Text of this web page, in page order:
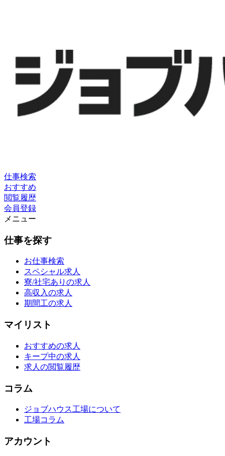
仕事検索
おすすめ
閲覧履歴
会員登録
メニュー
仕事を探す
お仕事検索
スペシャル求人
寮/社宅ありの求人
高収入の求人
期間工の求人
マイリスト
おすすめの求人
キープ中の求人
求人の閲覧履歴
コラム
ジョブハウス工場について
工場コラム
アカウント